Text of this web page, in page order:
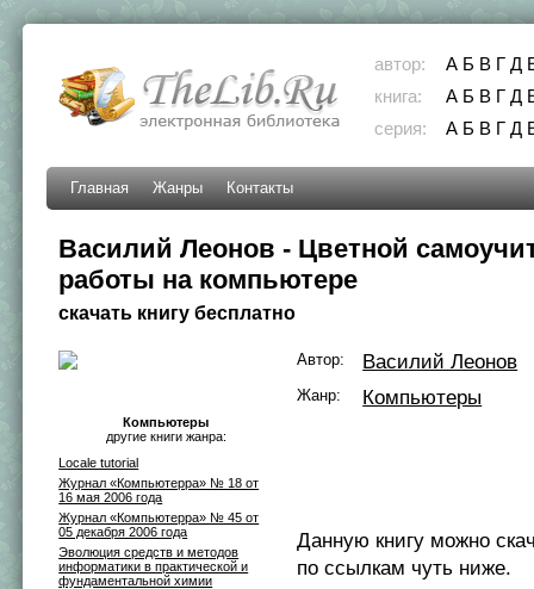
автор: А Б В Г Д
книга:
А Б В Г Д
серия:
А Б В Г Д
Главная Жанры Контакты
Василий Леонов - Цветной
работы на компьютере
скачать книгу бесплатно
Компьютеры
другие книги жанра:
Locale tutorial
Журнал «Компьютерра» № 18 от
16 мая 2006 года
Журнал «Компьютерра» № 45 от
05 декабря 2006 года
Эволюция средств и методов
информатики в практической и
фундаментальной химии
Автор: Василий Леонов
Жанр: Компьютеры
Данную книгу можно
по ссылкам чуть ниже.